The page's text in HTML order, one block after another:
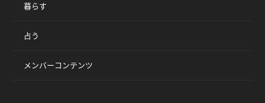
暮らす
占う
メンバーコンテンツ